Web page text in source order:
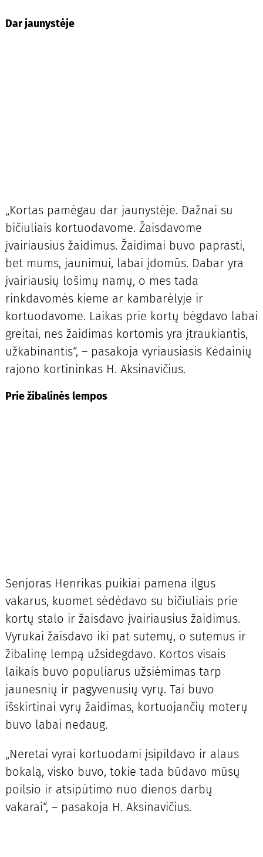
Dar jaunystėje
„Kortas pamėgau dar jaunystėje. Dažnai su
bičiuliais kortuodavome. Žaisdavome
įvairiausius žaidimus. Žaidimai buvo paprasti,
bet mums, jaunimui, labai įdomūs. Dabar yra
įvairiausių lošimų namų, o mes tada
rinkdavomės kieme ar kambarėlyje ir
kortuodavome. Laikas prie kortų bėgdavo labai
greitai, nes žaidimas kortomis yra įtraukiantis,
užkabinantis“, – pasakoja vyriausiasis Kėdainių
rajono kortininkas H. Aksinavičius.
Prie žibalinės lempos
Senjoras Henrikas puikiai pamena ilgus
vakarus, kuomet sėdėdavo su bičiuliais prie
kortų stalo ir žaisdavo įvairiausius žaidimus.
Vyrukai žaisdavo iki pat sutemų, o sutemus ir
žibalinę lempą užsidegdavo. Kortos visais
laikais buvo populiarus užsiėmimas tarp
jaunesnių ir pagyvenusių vyrų. Tai buvo
išskirtinai vyrų žaidimas, kortuojančių moterų
buvo labai nedaug.
„Neretai vyrai kortuodami įsipildavo ir alaus
bokalą, visko buvo, tokie tada būdavo mūsų
poilsio ir atsipūtimo nuo dienos darbų
vakarai“, – pasakoja H. Aksinavičius.